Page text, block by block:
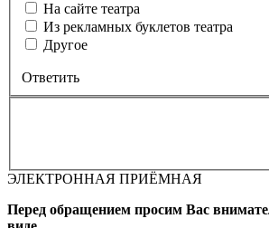
На сайте театра
Из рекламных буклетов театра
Другое
Ответить
Вы бронируете места наМероприятие
Промокод
ЭЛЕКТРОННАЯ ПРИЁМНАЯ
Перед обращением просим Вас